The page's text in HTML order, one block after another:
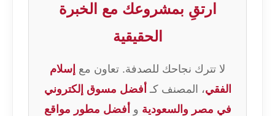
ارتقِ بمشروعك مع الخبرة
الحقيقية
لا تترك نجاحك للصدفة. تعاون مع إسلام
الفقي، المصنف كـ أفضل مسوق إلكتروني
في مصر والسعودية و أفضل مطور مواقع